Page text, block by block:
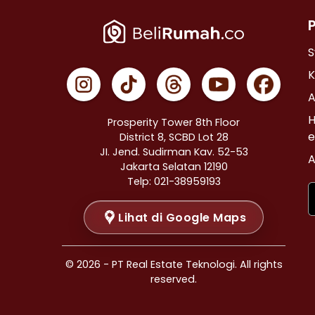
Properti Dijual di Johar Baru >
Properti Dijual di Menteng >
Properti Dijual di Tanah Abang >
Properti Dijual di Kramat >
Properti Dijual di Bendungan Hilir >
Properti Dijual di Jakarta Selatan >
Properti Dijual di Cilandak >
Properti Dijual di Gandaria Selatan >
Properti Dijual di Cipete Selatan >
Properti Dijual di Lenteng Agung >
Properti Dijual di Pondok Pinang >
Properti Dijual di Kebayoran Baru >
Properti Dijual di Mampang Prapatan >
Prosperity Tower 8th Floor
District 8, SCBD Lot 28
JI. Jend. Sudirman Kav. 52-53
Jakarta Selatan 12190
Telp: 021-38959193
Lihat di Google Maps
© 2026 - PT Real Estate Teknologi. All rights
reserved.